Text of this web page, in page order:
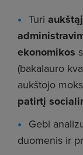
Turi
ekonomikos
(bakalauro
aukštojo
patirtį
Gebi
duomenis ir